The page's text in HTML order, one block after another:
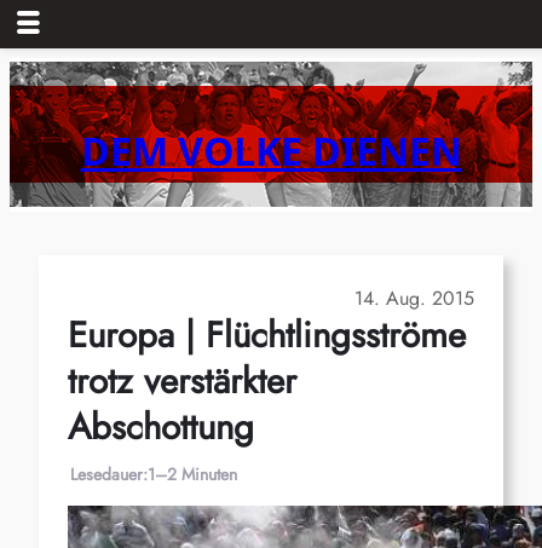
Zum
Inhalt
springenDEM VOLKE DIENEN
14. Aug. 2015
Europa | Flüchtlingsströme
trotz verstärkter
Abschottung
Lesedauer:1–2 Minuten